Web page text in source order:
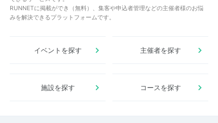
RUNNETに掲載ができ（無料）、集客や申込者管理などの主催者様のお悩
みを解決できるプラットフォームです。
イベントを探す 主催者を探す
施設を探す コースを探す